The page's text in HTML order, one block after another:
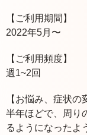
【ご利用期間】
2022年5月〜
【ご利用頻度】
週1~2回
【お悩み、症状の
半年ほどで、周り
るようになったよ